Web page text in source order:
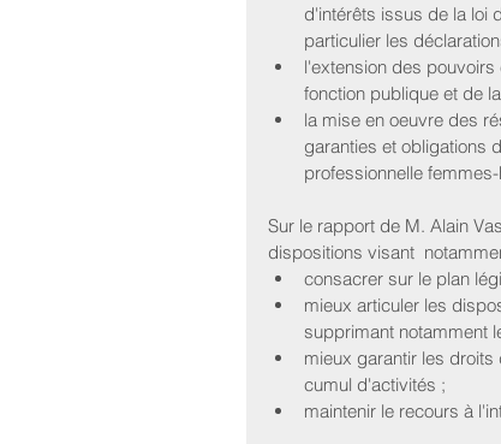
d'intérêts issus de la loi
particulier les
l'extension des
fonction publique et de
la mise en oeuvre des
garanties et obligations
professionnelle
Sur le rapport de M. Alain
dispositions visant
consacrer sur le plan
mieux articuler les
supprimant notamment
mieux garantir les
cumul d'activités ;
maintenir le recours à